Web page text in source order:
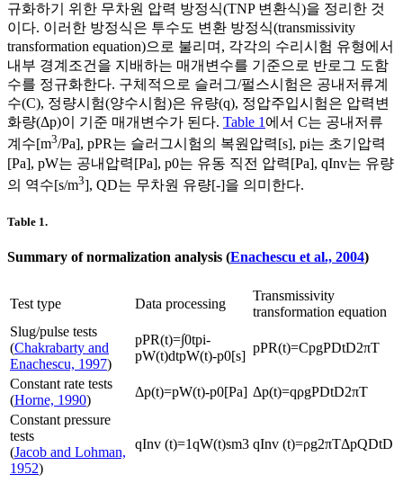
규화하기 위한 무차원 압력 방정식(TNP 변환식)을 정리한 것
이다. 이러한 방정식은 투수도 변환 방정식(transmissivity
transformation equation)으로 불리며, 각각의 수리시험 유형에서
내부 경계조건을 지배하는 매개변수를 기준으로 반로그 도함
수를 정규화한다. 구체적으로 슬러그/펄스시험은 공내저류계
수(C), 정량시험(양수시험)은 유량(q), 정압주입시험은 압력변
화량(Δp)이 기준 매개변수가 된다. Table 1 에서 C는 공내저류
계수[m3/Pa], pPR는 슬러그시험의 복원압력[s], pi는 초기압력
[Pa], pW는 공내압력[Pa], p0는 유동 직전 압력[Pa], qInv는 유량
의 역수[s/m3], QD는 무차원 유량[-]을 의미한다.
Table 1.
Summary of normalization analysis (Enachescu et al., 2004)
Test type Data processing
Transmissivity
transformation equation
Slug/pulse tests
(Chakrabarty and
Enachescu, 1997)
pPR(t)=∫0tpi-
pW(t)dtpW(t)-p0[s]
pPR(t)=CpgPDtD2πT
Constant rate tests
(Horne, 1990)
Δp(t)=pW(t)-p0[Pa] Δp(t)=qρgPDtD2πT
Constant pressure
tests
(Jacob and Lohman,
1952)
qInv (t)=1qW(t)sm3 qInv (t)=ρg2πTΔpQDtD